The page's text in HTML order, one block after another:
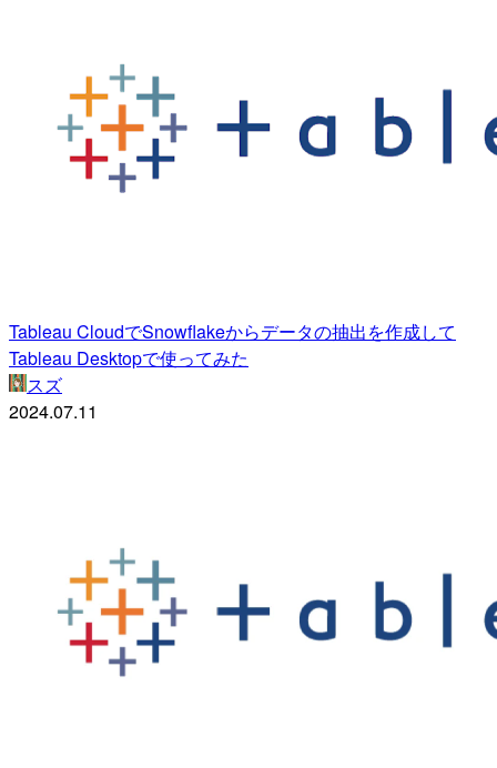
Tableau CloudでSnowflakeからデータの抽出を作成して
Tableau Desktopで使ってみた
スズ
2024.07.11